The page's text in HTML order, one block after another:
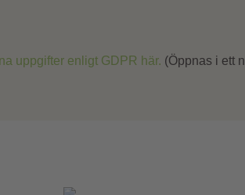
uppgifter enligt GDPR här. (Öppnas i ett